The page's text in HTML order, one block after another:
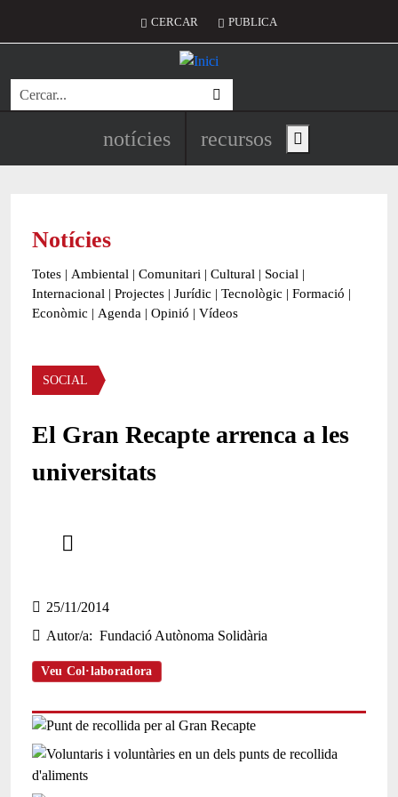
Menú del compte d'usuari
CERCAR PUBLICA
Cerca
Navegació principal de
notícies recursos Show main menu
Notícies
Totes | Ambiental | Comunitari | Cultural | Social |
Internacional | Projectes | Jurídic | Tecnològic | Formació |
Econòmic | Agenda | Opinió | Vídeos
Àmbit de la notícia
SOCIAL
El Gran Recapte arrenca a les
universitats
25/11/2014
Autor/a
Fundació Autònoma Solidària
Veu Col·laboradora